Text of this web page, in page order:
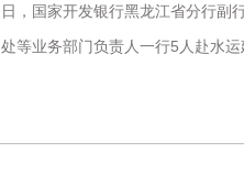
日，国家开发银行黑龙江省分行副
处等业务部门负责人一行5人赴水